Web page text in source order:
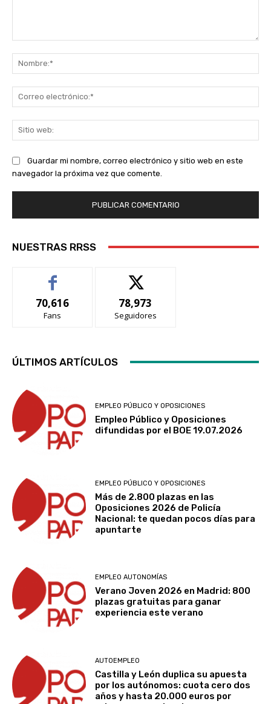
Guardar mi nombre, correo electrónico y sitio web en este
navegador la próxima vez que comente.
NUESTRAS RRSS
70,616
Fans
78,973
Seguidores
ÚLTIMOS ARTÍCULOS
EMPLEO PÚBLICO Y OPOSICIONES
Empleo Público y Oposiciones
difundidas por el BOE 19.07.2026
EMPLEO PÚBLICO Y OPOSICIONES
Más de 2.800 plazas en las
Oposiciones 2026 de Policía
Nacional: te quedan pocos días para
apuntarte
EMPLEO AUTONOMÍAS
Verano Joven 2026 en Madrid: 800
plazas gratuitas para ganar
experiencia este verano
AUTOEMPLEO
Castilla y León duplica su apuesta
por los autónomos: cuota cero dos
años y hasta 20.000 euros por